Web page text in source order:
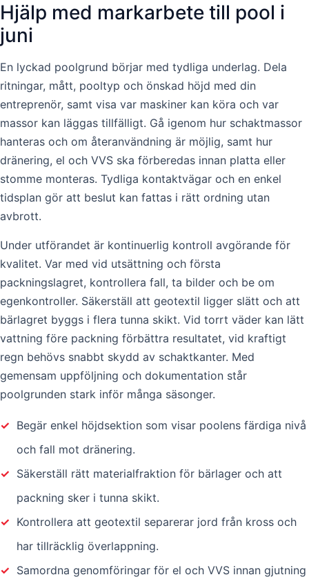
Hjälp med markarbete till pool i
juni
En lyckad poolgrund börjar med tydliga underlag. Dela
ritningar, mått, pooltyp och önskad höjd med din
entreprenör, samt visa var maskiner kan köra och var
massor kan läggas tillfälligt. Gå igenom hur schaktmassor
hanteras och om återanvändning är möjlig, samt hur
dränering, el och VVS ska förberedas innan platta eller
stomme monteras. Tydliga kontaktvägar och en enkel
tidsplan gör att beslut kan fattas i rätt ordning utan
avbrott.
Under utförandet är kontinuerlig kontroll avgörande för
kvalitet. Var med vid utsättning och första
packningslagret, kontrollera fall, ta bilder och be om
egenkontroller. Säkerställ att geotextil ligger slätt och att
bärlagret byggs i flera tunna skikt. Vid torrt väder kan lätt
vattning före packning förbättra resultatet, vid kraftigt
regn behövs snabbt skydd av schaktkanter. Med
gemensam uppföljning och dokumentation står
poolgrunden stark inför många säsonger.
✓ Begär enkel höjdsektion som visar poolens färdiga nivå
och fall mot dränering.
✓ Säkerställ rätt materialfraktion för bärlager och att
packning sker i tunna skikt.
✓ Kontrollera att geotextil separerar jord från kross och
har tillräcklig överlappning.
✓ Samordna genomföringar för el och VVS innan gjutning